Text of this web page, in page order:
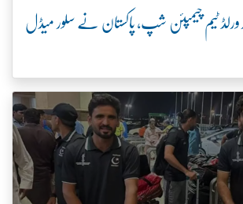
ٹیم چیمپئن شپ، پاکستان نے سلور میڈل